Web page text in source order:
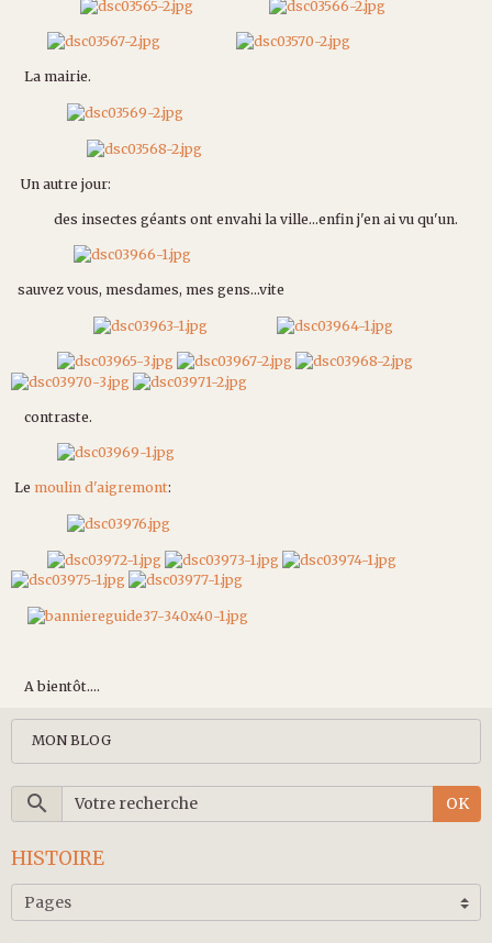
La mairie.
Un autre jour:
des insectes géants ont envahi la ville...enfin j'en ai vu qu'un.
sauvez vous, mesdames, mes gens...vite
contraste.
Le moulin d'aigremont:
A bientôt....
MON BLOG
OK
HISTOIRE